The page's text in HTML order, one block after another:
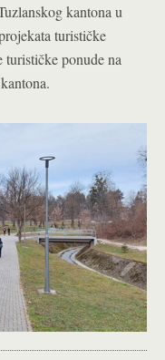
kantona u
turističke
ponude na